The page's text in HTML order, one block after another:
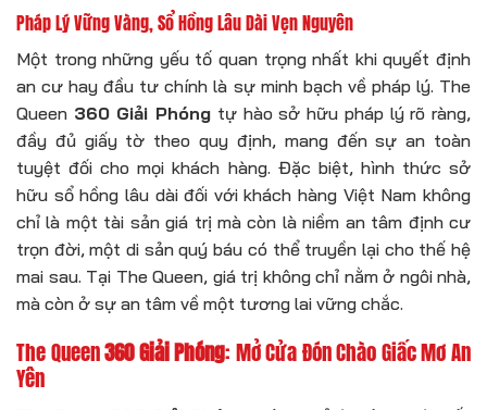
Pháp Lý Vững Vàng, Sổ Hồng Lâu Dài Vẹn Nguyên
Một trong những yếu tố quan trọng nhất khi quyết định
an cư hay đầu tư chính là sự minh bạch về pháp lý. The
Queen 360 Giải Phóng tự hào sở hữu pháp lý rõ ràng,
đầy đủ giấy tờ theo quy định, mang đến sự an toàn
tuyệt đối cho mọi khách hàng. Đặc biệt, hình thức sở
hữu sổ hồng lâu dài đối với khách hàng Việt Nam không
chỉ là một tài sản giá trị mà còn là niềm an tâm định cư
trọn đời, một di sản quý báu có thể truyền lại cho thế hệ
mai sau. Tại The Queen, giá trị không chỉ nằm ở ngôi nhà,
mà còn ở sự an tâm về một tương lai vững chắc.
The Queen360 Giải Phóng: Mở Cửa Đón Chào Giấc Mơ An
Yên